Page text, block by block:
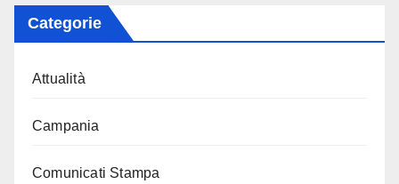
Categorie
Attualità
Campania
Comunicati Stampa